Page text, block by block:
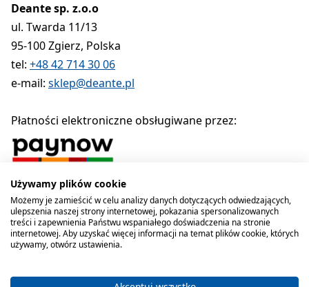
Deante sp. z.o.o
ul. Twarda 11/13
95-100 Zgierz, Polska
tel: +48 42 714 30 06
e-mail: sklep@deante.pl
Płatności elektroniczne obsługiwane przez:
Deante sp. z o.o. 1990-2026
Polityka prywatności Regulamin Polityka cookies
Używamy plików cookie
Możemy je zamieścić w celu analizy danych dotyczących odwiedzających,
ulepszenia naszej strony internetowej, pokazania spersonalizowanych
treści i zapewnienia Państwu wspaniałego doświadczenia na stronie
internetowej. Aby uzyskać więcej informacji na temat plików cookie, których
używamy, otwórz ustawienia.